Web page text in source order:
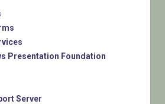
Presentation Foundation
Server